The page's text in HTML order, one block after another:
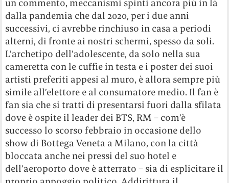
un commento, meccanismi spinti ancora più in là
dalla pandemia che dal 2020, per i due anni
successivi, ci avrebbe rinchiuso in casa a periodi
alterni, di fronte ai nostri schermi, spesso da soli.
L’archetipo dell’adolescente, da solo nella sua
cameretta con le cuffie in testa e i poster dei suoi
artisti preferiti appesi al muro, è allora sempre più
simile all’elettore e al consumatore medio. Il fan è
fan sia che si tratti di presentarsi fuori dalla sfilata
dove è ospite il leader dei BTS, RM – com’è
successo lo scorso febbraio in occasione dello
show di Bottega Veneta a Milano, con la città
bloccata anche nei pressi del suo hotel e
dell’aeroporto dove è atterrato – sia di esplicitare il